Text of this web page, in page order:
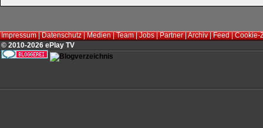
Impressum|Datenschutz|Medien|Team|Jobs|Partner|Archiv|Feed|Cookie-
© 2010-2026 ePlay TV